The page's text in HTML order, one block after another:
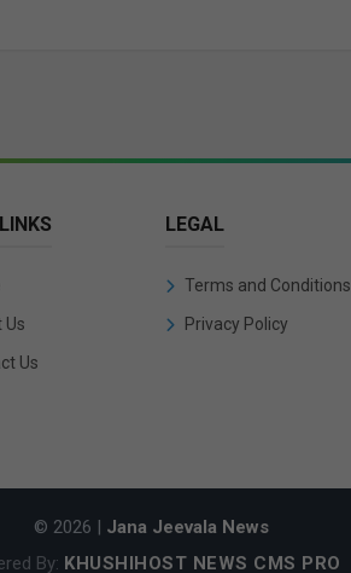
Us
Us
LEGAL
Terms and Conditions
Privacy Policy
© 2026 | Jana Jeevala News
By: KHUSHIHOST NEWS CMS PRO